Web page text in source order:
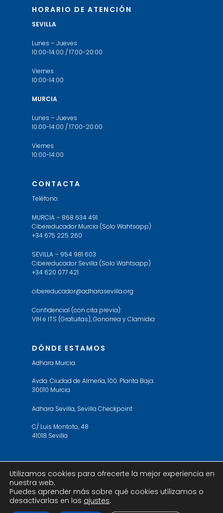
HORARIO DE ATENCIÓN
SEVILLA
Lunes – Jueves
10:00-14:00 / 17:00-20:00
Viernes
10:00-14:00
MURCIA
Lunes – Jueves
10:00-14:00 / 17:00-20:00
Viernes
10:00-14:00
CONTACTA
Teléfono:
MURCIA – 868 634 491
Cibereducador Murcia (Solo Wahtsapp)
+34 675 225 260
SEVILLA – 954 981 603
Cibereducador Sevilla (Solo Wahtsapp)
+34 620 077 421
cibereducador@adharasevilla.org
Confidencial (con cita previa):
VIH e ITS (Gratuitas), Gonorrea y Clamidia
DÓNDE ESTAMOS
Adhara Murcia
Avda. Ciudad de Almería, 100. Planta Baja.
30010 Murcia
Adhara Sevilla, Sevilla Checkpoint
C/ Luis Montoto, 48
41018 Sevilla
© 2019 Adhara Sevilla. All Rights Reserved. Web
design byericbe
Utilizamos cookies para ofrecerte la mejor experiencia en
nuestra web.
Puedes aprender más sobre qué cookies utilizamos o
desactivarlas en los ajustes.